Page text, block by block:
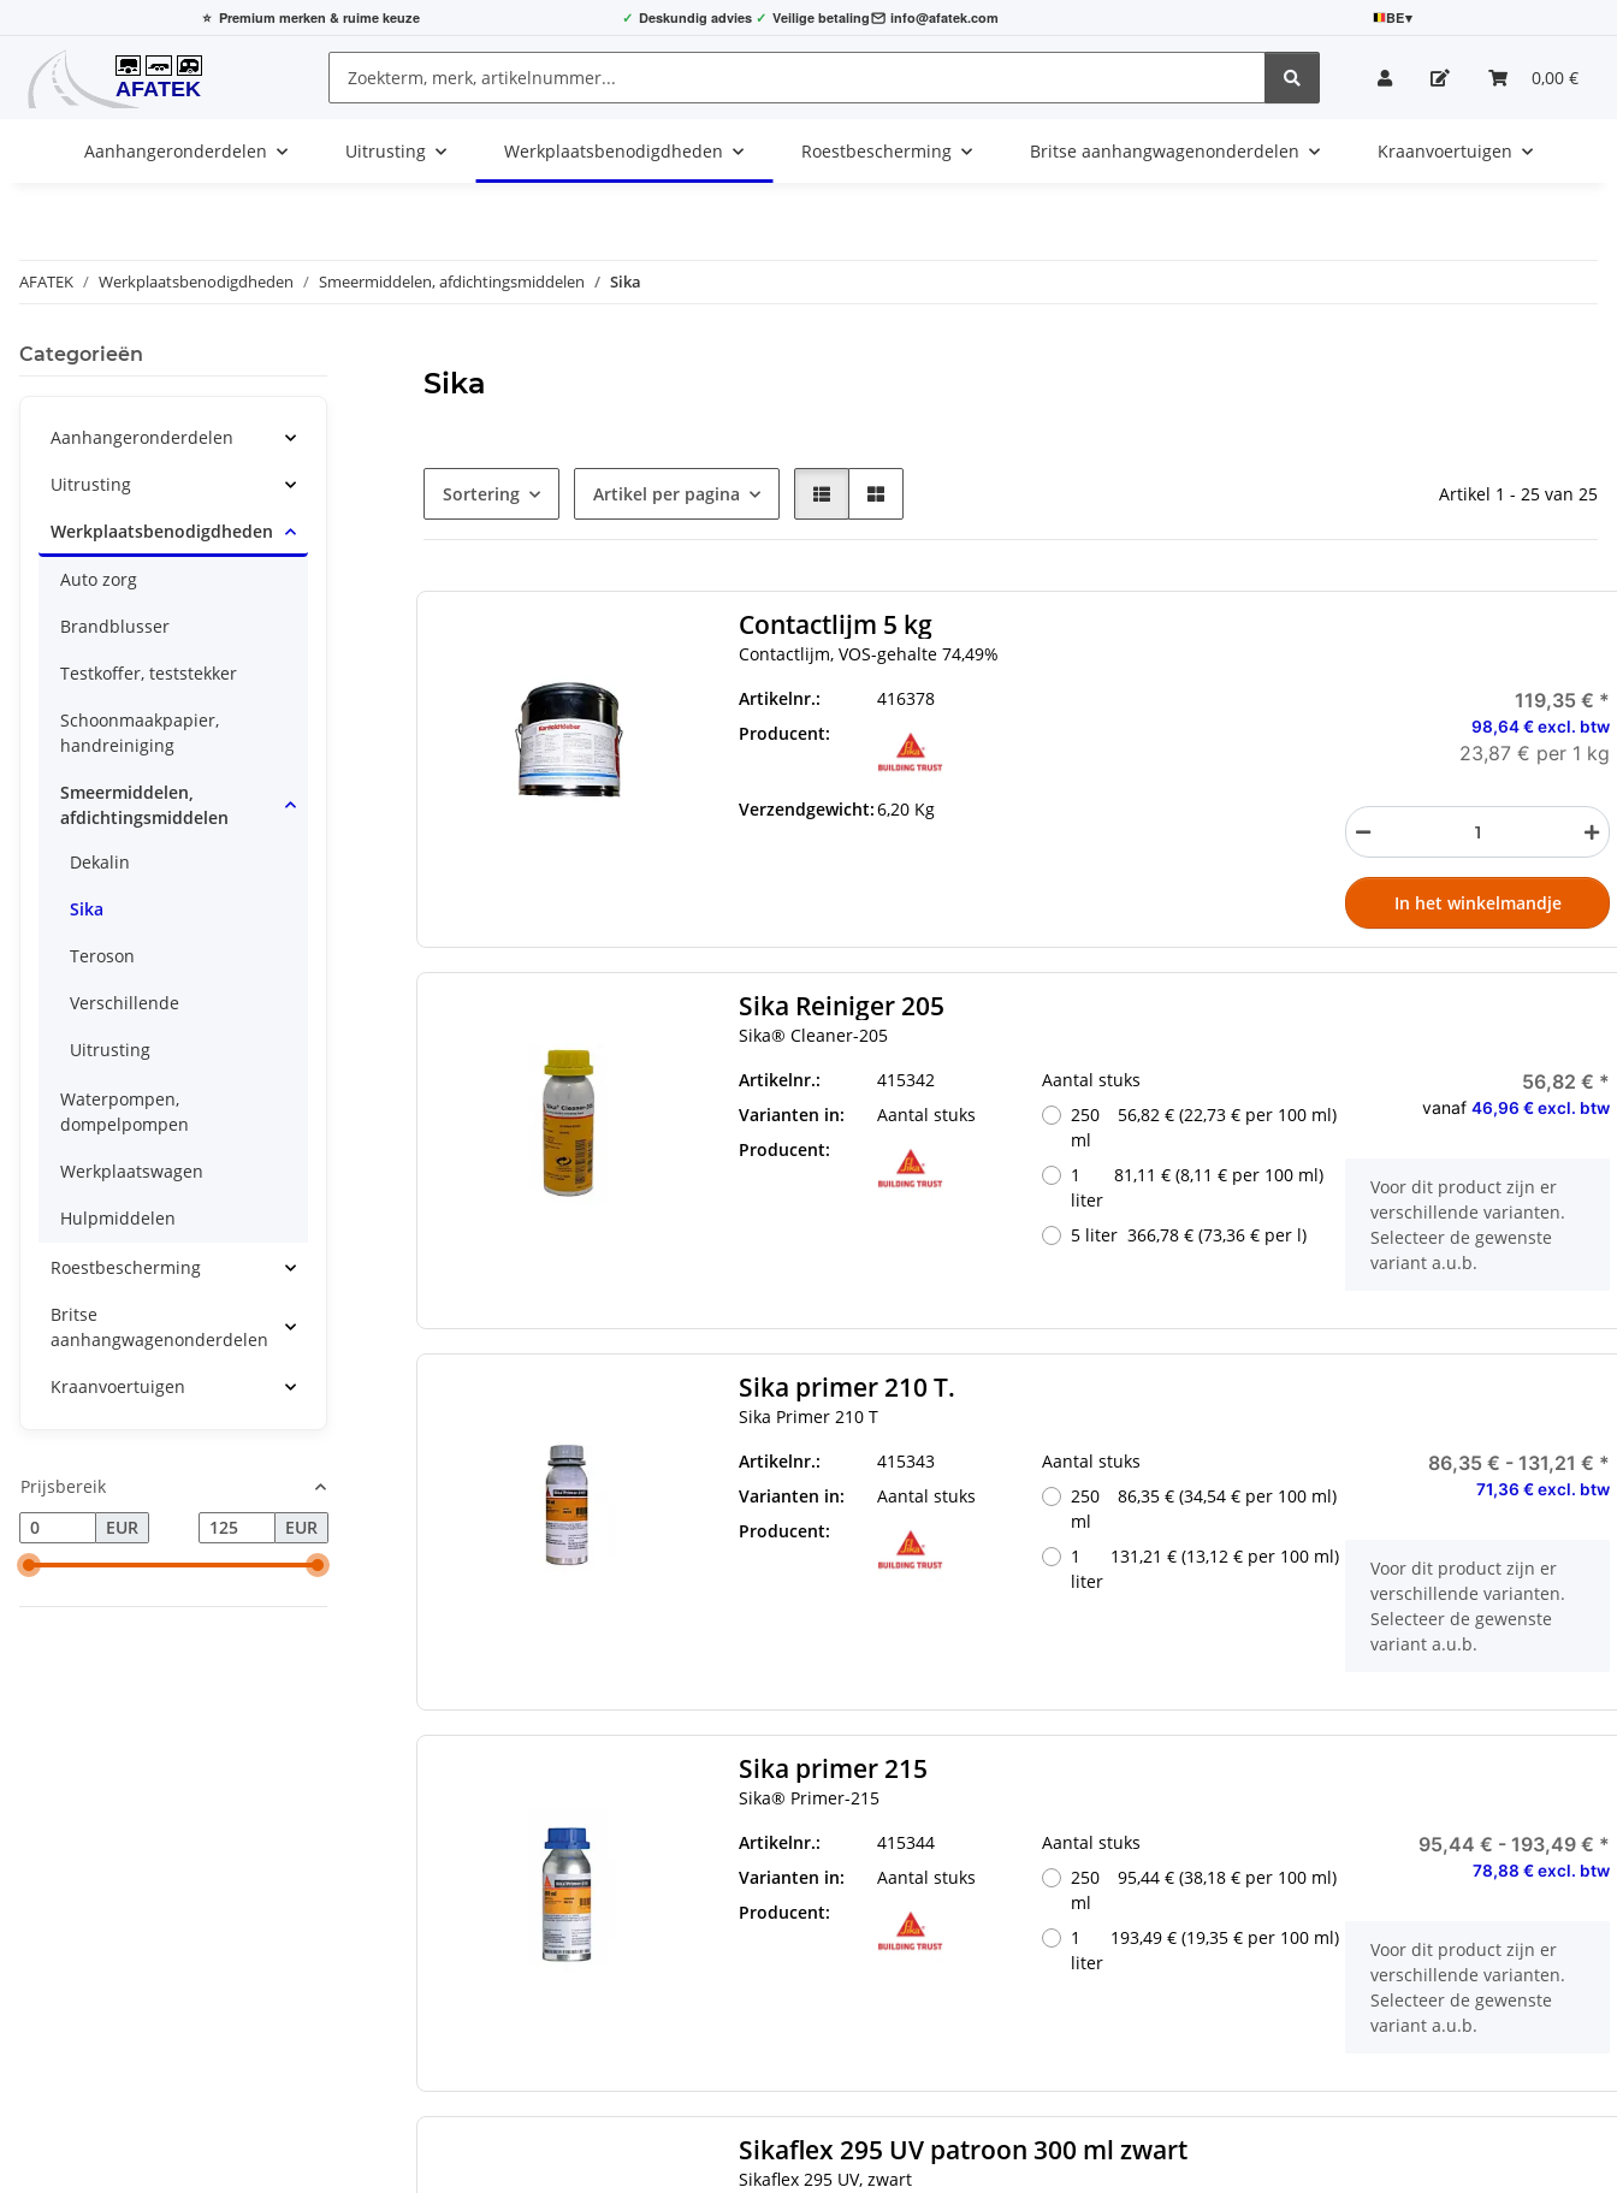
⭐ Premium merken & ruime keuze ✓ Deskundig advies ✓ Veilige betaling info@afatek.com BE▾
0,00 €
Aanhangeronderdelen Uitrusting Werkplaatsbenodigdheden Roestbescherming Britse aanhangwagenonderdelen Kraanvoertuigen
AFATEK Werkplaatsbenodigdheden Smeermiddelen, afdichtingsmiddelen Sika
Sika
Sortering Artikel per pagina Artikel 1 - 25 van 25
Contactlijm 5 kg
Contactlijm, VOS-gehalte 74,49%
Artikelnr.:
416378
Producent:
Verzendgewicht:6,20 Kg
119,35 € *
98,64 € excl. btw
23,87 € per 1 kg
In het winkelmandje
Sika Reiniger 205
Sika® Cleaner-205
Artikelnr.:
415342
Varianten in:
Aantal stuks
Producent:
Aantal stuks
250
ml
56,82 € (22,73 € per 100 ml)
1
liter
81,11 € (8,11 € per 100 ml)
5 liter 366,78 € (73,36 € per l)
vanaf
56,82 € *
46,96 € excl. btw
x
Voor dit product zijn er
verschillende varianten.
Selecteer de gewenste
variant a.u.b.
Sika primer 210 T.
Sika Primer 210 T
Artikelnr.:
415343
Varianten in:
Aantal stuks
Producent:
Aantal stuks
250
ml
86,35 € (34,54 € per 100 ml)
1
liter
131,21 € (13,12 € per 100 ml)
86,35 € - 131,21 € *
71,36 € excl. btw
x
Voor dit product zijn er
verschillende varianten.
Selecteer de gewenste
variant a.u.b.
Sika primer 215
Sika® Primer-215
Artikelnr.:
415344
Varianten in:
Aantal stuks
Producent:
Aantal stuks
250
ml
95,44 € (38,18 € per 100 ml)
1
liter
193,49 € (19,35 € per 100 ml)
95,44 € - 193,49 € *
78,88 € excl. btw
x
Voor dit product zijn er
verschillende varianten.
Selecteer de gewenste
variant a.u.b.
Sikaflex 295 UV patroon 300 ml zwart
Sikaflex 295 UV, zwart
Categorieën
Aanhangeronderdelen
Uitrusting
Werkplaatsbenodigdheden
Auto zorg
Brandblusser
Testkoffer, teststekker
Schoonmaakpapier,
handreiniging
Smeermiddelen,
afdichtingsmiddelen
Dekalin
Sika
Teroson
Verschillende
Uitrusting
Waterpompen,
dompelpompen
Werkplaatswagen
Hulpmiddelen
Roestbescherming
Britse
aanhangwagenonderdelen
Kraanvoertuigen
Prijsbereik
EUR
EUR